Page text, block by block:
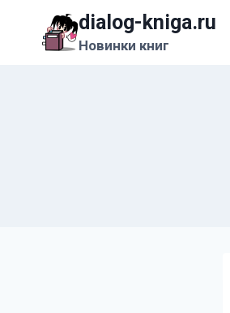
содержимому
dialog-kniga.ru
Новинки книг